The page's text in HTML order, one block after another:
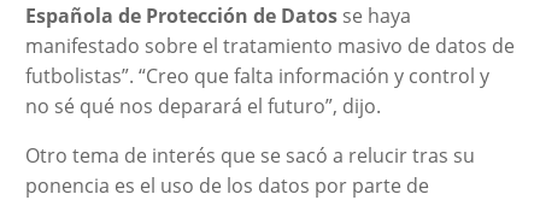
Española de Protección de Datosse haya
manifestado sobre el tratamiento masivo de datos de
futbolistas”. “Creo que falta información y control y
no sé qué nos deparará el futuro”, dijo.
Otro tema de interés que se sacó a relucir tras su
ponencia es el uso de los datos por parte de